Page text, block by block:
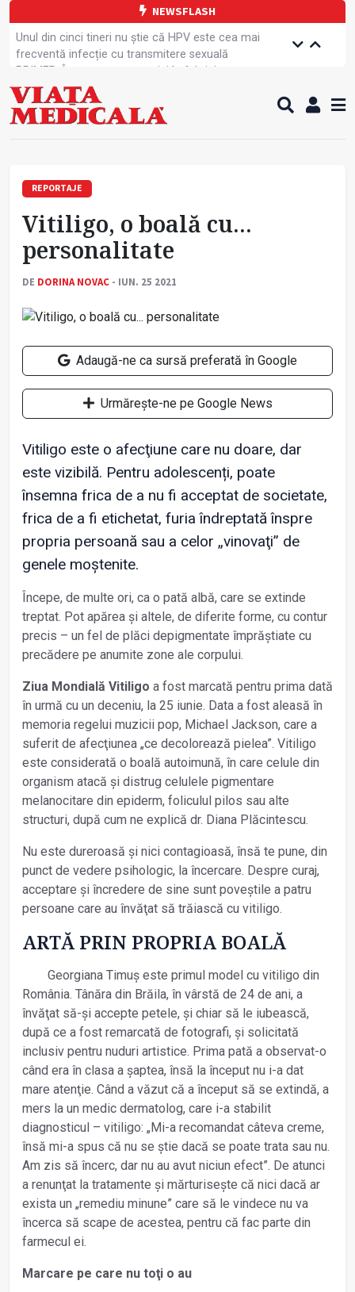
NEWSFLASH
Unul din cinci tineri nu știe că HPV este cea mai
frecventă infecție cu transmitere sexuală
PRIMER: Întreruperea energiei în fabrici ar pune
pacienții în pericol
Subiecte unice la examenul de specialist
Comercializarea unor medicamente, blocată
caniculă?
Un nou studiu pentru testarea unui vaccin împotriva
tulpinei Bundibugyo a virusului Ebola
Alăptarea, esențială pentru sănătatea mamei și
Concursul Internațional George Enescu, la ceas
REPORTAJE
Vitiligo, o boală cu...
personalitate
DE DORINA NOVAC - IUN. 25 2021
Adaugă-ne ca sursă preferată în Google
Urmărește-ne pe Google News
Vitiligo este o afecţiune care nu doare, dar
este vizibilă. Pentru adolescenți, poate
însemna frica de a nu fi acceptat de societate,
frica de a fi etichetat, furia îndreptată înspre
propria persoană sau a celor „vinovaţi” de
genele moștenite.
Începe, de multe ori, ca o pată albă, care se extinde
treptat. Pot apărea și altele, de diferite forme, cu contur
precis – un fel de plăci depigmentate împrăștiate cu
precădere pe anumite zone ale corpului.
Ziua Mondială Vitiligo a fost marcată pentru prima dată
în urmă cu un deceniu, la 25 iunie. Data a fost aleasă în
memoria regelui muzicii pop, Michael Jackson, care a
suferit de afecţiunea „ce decolorează pielea”. Vitiligo
este considerată o boală autoimună, în care celule din
organism atacă și distrug celulele pigmentare
melanocitare din epiderm, foliculul pilos sau alte
structuri, după cum ne explică dr. Diana Plăcintescu.
Nu este dureroasă și nici contagioasă, însă te pune, din
punct de vedere psihologic, la încercare. Despre curaj,
acceptare și încredere de sine sunt poveștile a patru
persoane care au învăţat să trăiască cu vitiligo.
ARTĂ PRIN PROPRIA BOALĂ
Georgiana Timuș este primul model cu vitiligo din
România. Tânăra din Brăila, în vârstă de 24 de ani, a
învăţat să-și accepte petele, și chiar să le iubească,
după ce a fost remarcată de fotografi, și solicitată
inclusiv pentru nuduri artistice. Prima pată a observat-o
când era în clasa a șaptea, însă la început nu i-a dat
mare atenţie. Când a văzut că a început să se extindă, a
mers la un medic dermatolog, care i-a stabilit
diagnosticul – vitiligo: „Mi-a recomandat câteva creme,
însă mi-a spus că nu se știe dacă se poate trata sau nu.
Am zis să încerc, dar nu au avut niciun efect”. De atunci
a renunţat la tratamente și mărturisește că nici dacă ar
exista un „remediu minune” care să le vindece nu va
încerca să scape de acestea, pentru că fac parte din
farmecul ei.
Marcare pe care nu toţi o au